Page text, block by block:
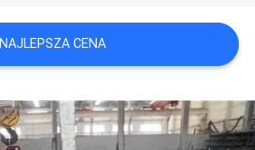
NAJLEPSZA CENA